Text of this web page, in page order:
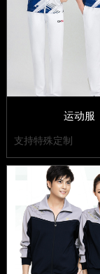
运动服
支持特殊定制